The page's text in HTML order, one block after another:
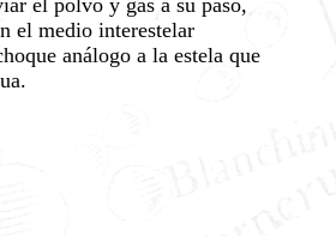
el polvo y gas a su paso,
el medio interestelar
análogo a la estela que